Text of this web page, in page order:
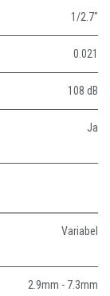
1/2.7"
0.021
108 dB
Ja
Variabel
2.9mm - 7.3mm